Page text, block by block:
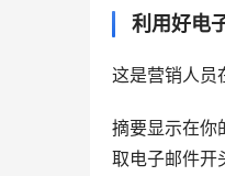
利用好电
这是营销人员
摘要显示在你
取电子邮件开